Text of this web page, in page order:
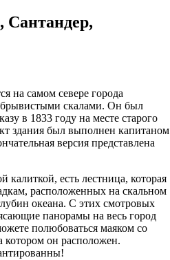
на самом севере города
скалами. Он был
в 1833 году на месте старого
здания был выполнен капитаном
версия представлена
калиткой, есть лестница, которая
расположенных на скальном
океана. С этих смотровых
панорамы на весь город
полюбоваться маяком со
котором он расположен.